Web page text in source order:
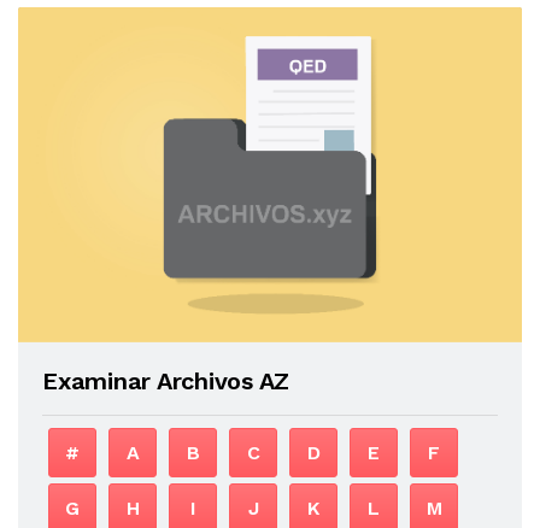
Examinar Archivos AZ
# A B C D E F
G H I J K L M